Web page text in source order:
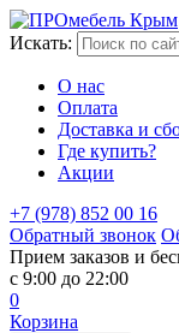
Искать:
О нас
Оплата
Доставка и
Где купить?
Акции
+7 (978) 852 00 16
Обратный звонок
Прием заказов и
с 9:00 до 22:00
0
Корзина
Идёт переоценка